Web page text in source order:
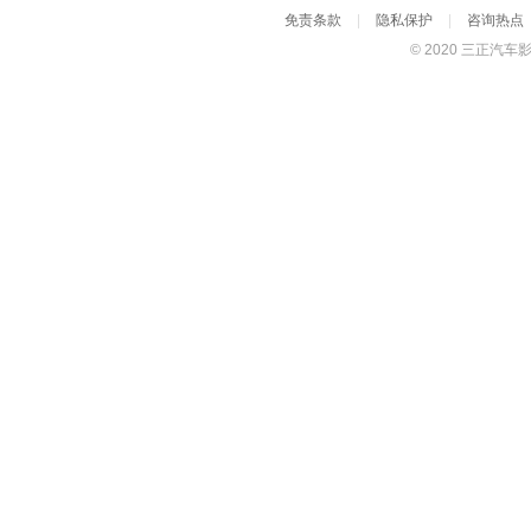
免责条款 隐私保护
咨询热点
© 2020 三正汽车